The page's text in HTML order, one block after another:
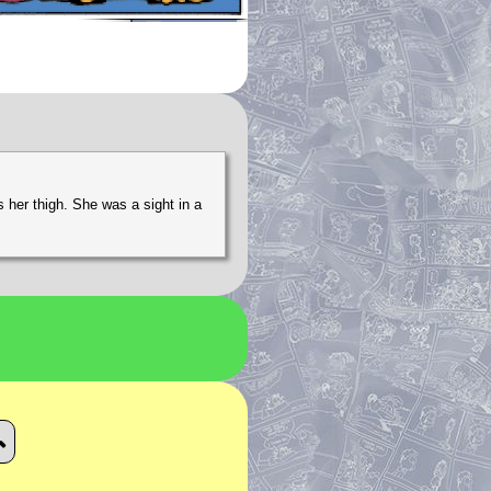
her thigh. She was a sight in a